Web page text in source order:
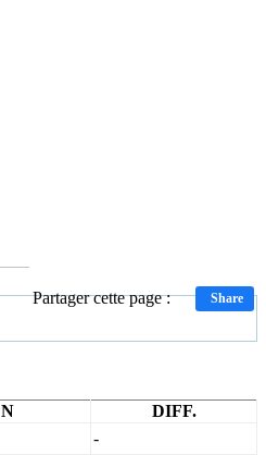
Partager cette page : Share
N
DIFF.
-